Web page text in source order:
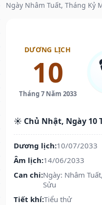
Ngày Nhâm Tuất, Tháng Kỷ
DƯƠNG LỊCH
10
Tháng 7 Năm 2033
☀️ Chủ Nhật, Ngày 10
Dương lịch:10/07/2033
Âm lịch:14/06/2033
Can chi:Ngày: Nhâm
Sửu
Tiết khí:Tiểu thử